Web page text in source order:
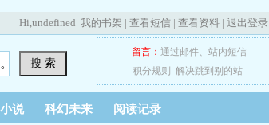
Hi,undefined 我的书架 | 查看短信 | 查看资料 | 退出登录
搜 索
留言： 通过邮件、 站内短信
积分规则
解决跳到别的站
说 科幻未来 阅读记录